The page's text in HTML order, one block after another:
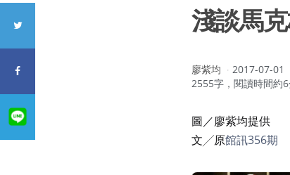
淺談馬
作
者：
廖紫均
2017-07-01
2555字，閱讀時間約
圖／廖紫均提供
文╱原館訊356期